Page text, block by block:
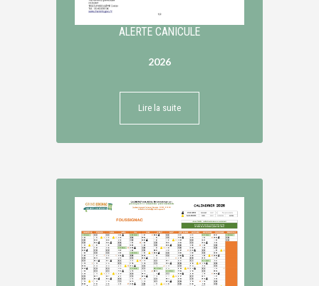
ALERTE CANICULE
2026
Lire la suite